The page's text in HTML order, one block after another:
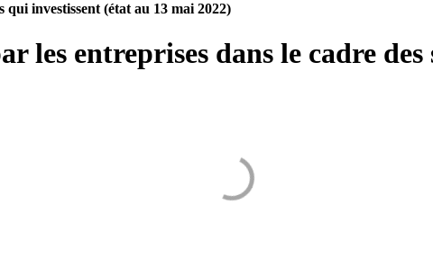
investissent (état au 13 mai 2022)
les entreprises dans le cadre